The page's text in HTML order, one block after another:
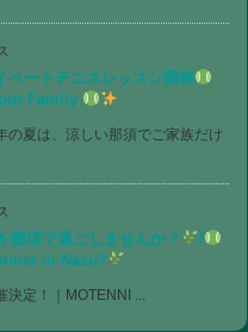
ベートテニスレッスン開催
Family
の夏は、涼しい那須でご家族だけ
那須で過ごしませんか？
/
in Nasu?
定！｜MOTENNI ...